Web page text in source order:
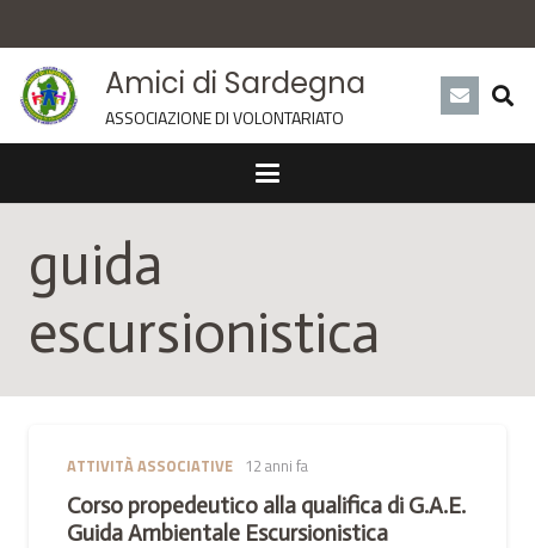
Amici di Sardegna
ASSOCIAZIONE DI VOLONTARIATO
guida
escursionistica
ATTIVITÀ ASSOCIATIVE 12 anni fa
Corso propedeutico alla qualifica di G.A.E.
Guida Ambientale Escursionistica